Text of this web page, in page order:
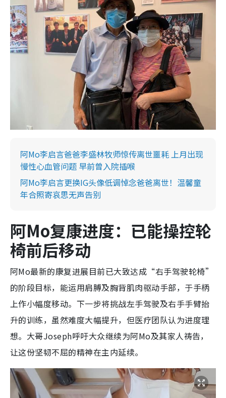
阿Mo李启言爸爸李盛林牧师惊传离世噩耗 上月出现
慢性心血管问题 早前曾入院插喉
阿Mo李启言更换IG头像低调悼念爸爸离世！温馨童
年合照寄哀思无声告别
阿Mo复康进度：已能操控轮
椅前后移动
阿Mo最新的康复进展目前已大致达成“右手驾驶轮椅”
的阶段目标，能运用肩膊及胸背肌肉驱动手部，于手柄
上作小幅度移动。下一步将挑战左手驾驶及右手手臂抬
升的训练，虽然难度大幅提升，但医疗团队认为进度理
想。大哥Joseph呼吁大众继续为阿Mo及其家人祷告，
让这份坚韧不屈的精神在主内延续。